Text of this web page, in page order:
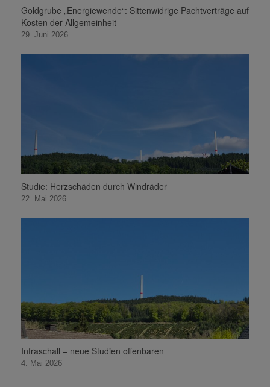
Goldgrube „Energiewende“: Sittenwidrige Pachtverträge auf
Kosten der Allgemeinheit
29. Juni 2026
Studie: Herzschäden durch Windräder
22. Mai 2026
Infraschall – neue Studien offenbaren
4. Mai 2026